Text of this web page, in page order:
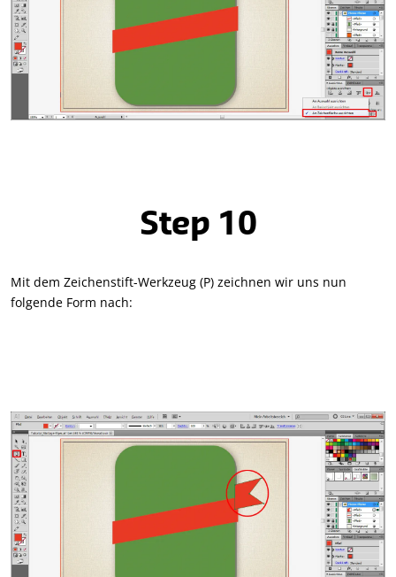
Step 10
Mit dem Zeichenstift-Werkzeug (P) zeichnen wir uns nun
folgende Form nach: